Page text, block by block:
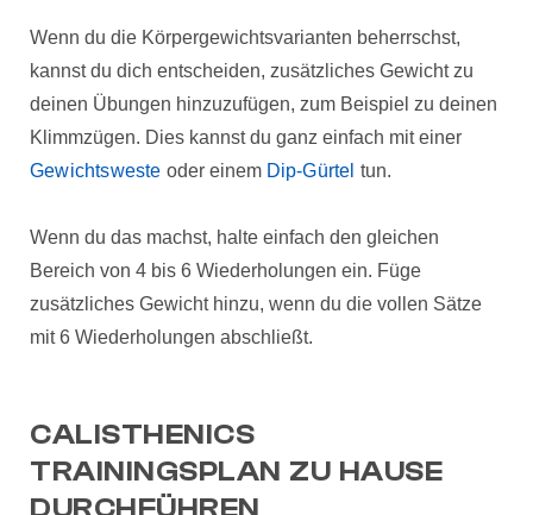
Wenn du die Körpergewichtsvarianten beherrschst,
kannst du dich entscheiden, zusätzliches Gewicht zu
deinen Übungen hinzuzufügen, zum Beispiel zu deinen
Klimmzügen. Dies kannst du ganz einfach mit einer
Gewichtsweste oder einem Dip-Gürtel tun.
Wenn du das machst, halte einfach den gleichen
Bereich von 4 bis 6 Wiederholungen ein. Füge
zusätzliches Gewicht hinzu, wenn du die vollen Sätze
mit 6 Wiederholungen abschließt.
CALISTHENICS
TRAININGSPLAN ZU HAUSE
DURCHFÜHREN